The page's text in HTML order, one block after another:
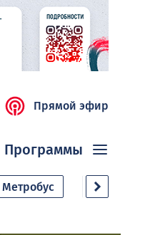
Прямой эфир
Программы
Метробус Дачный